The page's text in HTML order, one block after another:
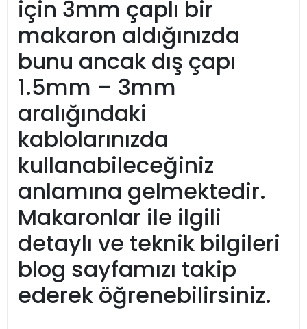
için 3mm çaplı bir
makaron aldığınızda
bunu ancak dış çapı
1.5mm – 3mm
aralığındaki
kablolarınızda
kullanabileceğiniz
anlamına gelmektedir.
Makaronlar ile ilgili
detaylı ve teknik bilgileri
blog sayfamızı takip
ederek öğrenebilirsiniz.